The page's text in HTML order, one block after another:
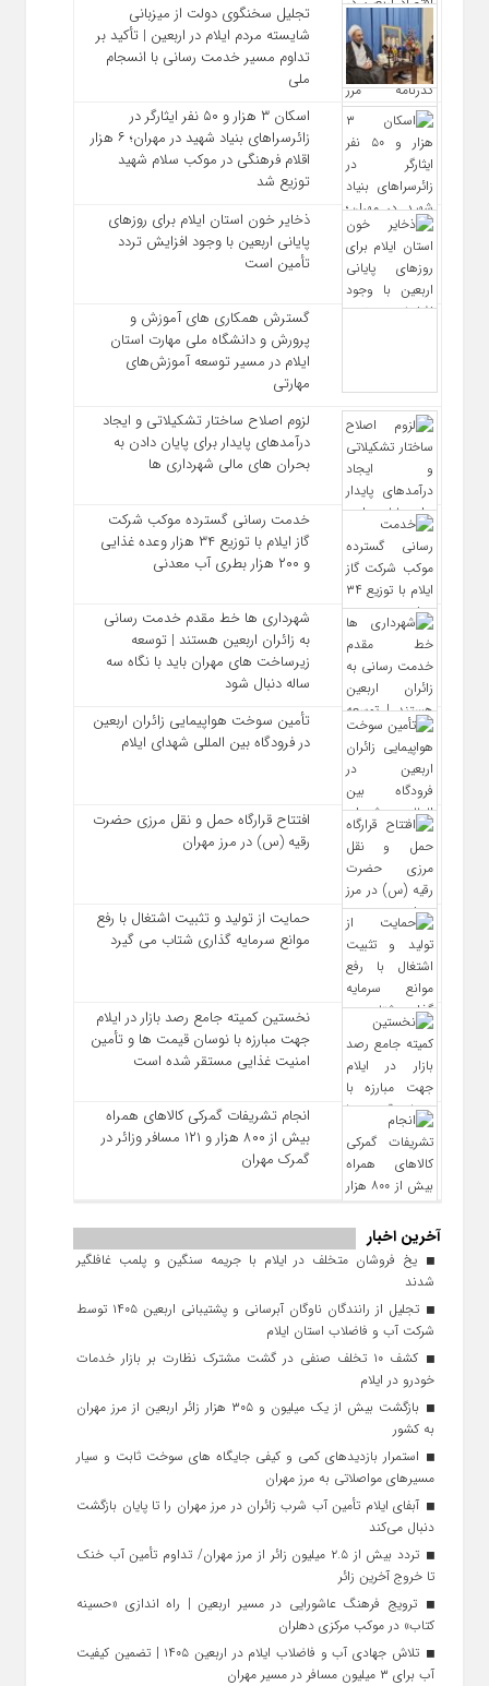
تجلیل سخنگوی دولت از میزبانی
شایسته مردم ایلام در اربعین | تأکید بر
تداوم مسیر خدمت‌ رسانی با انسجام
ملی
اسکان ۳ هزار و ۵۰ نفر ایثارگر در
زائرسراهای بنیاد شهید در مهران؛ ۶ هزار
اقلام فرهنگی در موکب سلام شهید
توزیع شد
ذخایر خون استان ایلام برای روزهای
پایانی اربعین با وجود افزایش تردد
تأمین است
گسترش همکاری‌ های آموزش و
پرورش و دانشگاه ملی مهارت استان
ایلام در مسیر توسعه آموزش‌های
مهارتی
لزوم اصلاح ساختار تشکیلاتی و ایجاد
درآمدهای پایدار برای پایان دادن به
بحران‌ های مالی شهرداری‌ ها
خدمت رسانی گسترده موکب شرکت
گاز ایلام با توزیع ۳۴ هزار وعده غذایی
و ۲۰۰ هزار بطری آب معدنی
شهرداری‌ ها خط مقدم خدمت ‌رسانی
به زائران اربعین هستند | توسعه
زیرساخت ‌های مهران باید با نگاه سه‌
ساله دنبال شود
تأمین سوخت هواپیمایی زائران اربعین
در فرودگاه بین المللی شهدای ایلام
افتتاح قرارگاه حمل‌ و نقل مرزی حضرت
رقیه (س) در مرز مهران
حمایت از تولید و تثبیت اشتغال با رفع
موانع سرمایه‌ گذاری شتاب می‌ گیرد
نخستین کمیته جامع رصد بازار در ایلام
جهت مبارزه با نوسان قیمت‌ ها و تأمین
امنیت غذایی مستقر شده است
انجام تشریفات گمرکی کالاهای همراه
بیش از ۸۰۰ هزار و ۱۲۱ مسافر وزائر در
گمرک مهران
آخرین اخبار
یخ‌ فروشان متخلف در ایلام با جریمه سنگین و پلمب غافلگیر
شدند
تجلیل از رانندگان ناوگان آبرسانی و پشتیبانی اربعین ۱۴۰۵ توسط
شرکت آب و فاضلاب استان ایلام
کشف ۱۰ تخلف صنفی در گشت مشترک نظارت بر بازار خدمات
خودرو در ایلام
بازگشت بیش از یک میلیون و ۳۰۵ هزار زائر اربعین از مرز مهران
به کشور
استمرار بازدیدهای کمی و کیفی جایگاه‌ های سوخت ثابت و سیار
مسیرهای مواصلاتی به مرز مهران
آبفای ایلام تأمین آب شرب زائران در مرز مهران را تا پایان بازگشت
دنبال می‌کند
تردد بیش از ۲.۵ میلیون زائر از مرز مهران/ تداوم تأمین آب خنک
تا خروج آخرین زائر
ترویج فرهنگ عاشورایی در مسیر اربعین | راه‌ اندازی «حسینه
کتاب» در موکب مرکزی دهلران
تلاش جهادی آب و فاضلاب ایلام در اربعین ۱۴۰۵ | تضمین کیفیت
آب برای ۳ میلیون مسافر در مسیر مهران